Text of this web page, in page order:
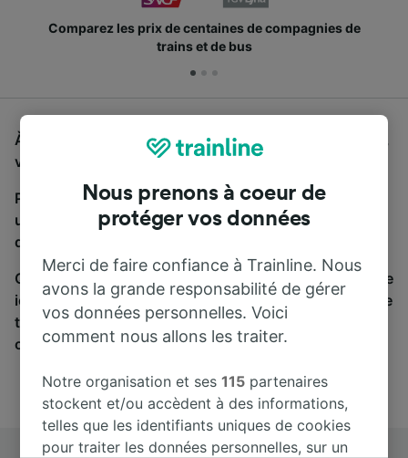
Comparez les prix de centaines de compagnies de
trains et de bus
À la recherche d'un bus de Bordeaux St-Jean à Tours,
vous êtes au bon endroit.
Pour trouver des billets de bus, lancez simplement
une recherche ci-dessus. Nous comparons les temps
de trajets et les prix des voyages, en train et en bus.
Qu’importe votre destination, votre voyage commence
ici. Nous collaborons avec plus de 170 compagnies de
train et de bus. Consultez et achetez vos billets sur
cette page.
Nous prenons à coeur de
protéger vos données
Merci de faire confiance à Trainline. Nous
avons la grande responsabilité de gérer
vos données personnelles. Voici
comment nous allons les traiter.
Notre organisation et ses115 partenaires
stockent et/ou accèdent à des informations,
telles que les identifiants uniques de cookies
pour traiter les données personnelles, sur un